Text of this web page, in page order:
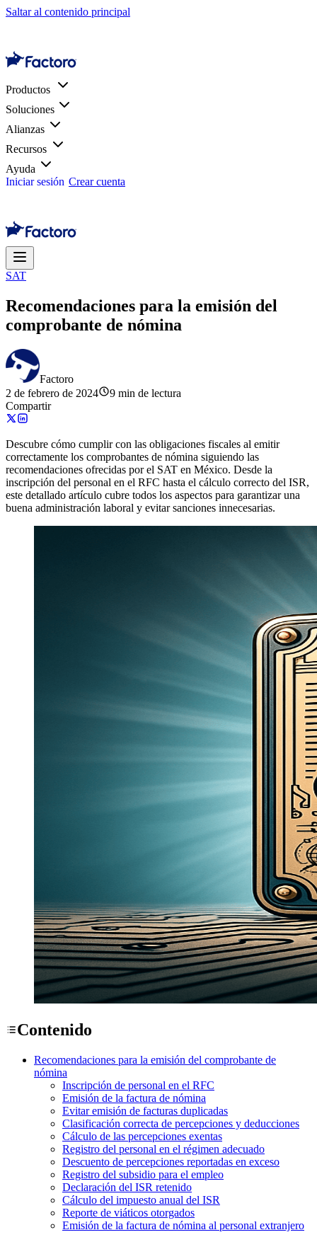
Saltar al contenido principal
Productos
Soluciones
Alianzas
Recursos
Ayuda
Iniciar sesión Crear cuenta
SAT
Recomendaciones para la emisión del
comprobante de nómina
Factoro
2 de febrero de 2024
9 min de lectura
Compartir
Descubre cómo cumplir con las obligaciones fiscales al emitir
correctamente los comprobantes de nómina siguiendo las
recomendaciones ofrecidas por el SAT en México. Desde la
inscripción del personal en el RFC hasta el cálculo correcto del ISR,
este detallado artículo cubre todos los aspectos para garantizar una
buena administración laboral y evitar sanciones innecesarias.
Contenido
Recomendaciones para la emisión del comprobante de
nómina
Inscripción de personal en el RFC
Emisión de la factura de nómina
Evitar emisión de facturas duplicadas
Clasificación correcta de percepciones y deducciones
Cálculo de las percepciones exentas
Registro del personal en el régimen adecuado
Descuento de percepciones reportadas en exceso
Registro del subsidio para el empleo
Declaración del ISR retenido
Cálculo del impuesto anual del ISR
Reporte de viáticos otorgados
Emisión de la factura de nómina al personal extranjero